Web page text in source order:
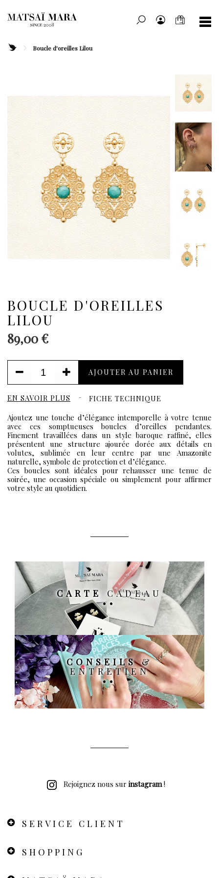
Boucle d'oreilles Lilou
BOUCLE D'OREILLES
LILOU
89,00 €
AJOUTER AU PANIER
EN SAVOIR PLUS
FICHE TECHNIQUE
Ajoutez une touche d’élégance intemporelle à votre tenue
avec ces somptueuses boucles d’oreilles pendantes.
Finement travaillées dans un style baroque raffiné, elles
présentent une structure ajourée dorée aux détails en
volutes, sublimée en leur centre par une Amazonite
naturelle, symbole de protection et d’élégance.
Ces boucles sont idéales pour rehausser une tenue de
soirée, une occasion spéciale ou simplement pour affirmer
votre style au quotidien.
CARTE CADEAU
CONSEILS&
ENTRETIEN
Rejoignez nous sur instagram!
SERVICE CLIENT
SHOPPING